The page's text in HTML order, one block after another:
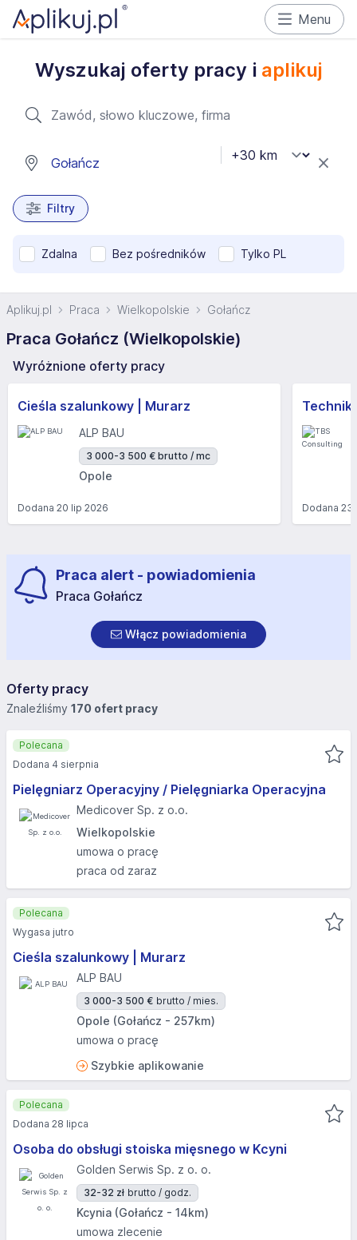
Menu
Wyszukaj oferty pracy i aplikuj
Filtry
Zdalna Bez pośredników Tylko PL
Aplikuj.pl Praca Wielkopolskie Gołańcz
Praca Gołańcz (Wielkopolskie)
Wyróżnione oferty pracy
Cieśla szalunkowy | Murarz
ALP BAU
3 000-3 500 € brutto / mc
Opole
Dodana 20 lip 2026 Dodana23
Praca alert - powiadomienia
Praca Gołańcz
Włącz powiadomienia
Oferty pracy
Znaleźliśmy 170 ofert pracy
Pielęgniarz Operacyjny / Pielęgniarka Operacyjna
Medicover Sp. z o.o.
Wielkopolskie
umowa o pracę
praca od zaraz
Polecana
Dodana 4 sierpnia
Cieśla szalunkowy | Murarz
ALP BAU
3 000-3 500 € brutto / mies.
Opole (Gołańcz - 257km)
umowa o pracę
Szybkie aplikowanie
Polecana
Wygasa jutro
Osoba do obsługi stoiska mięsnego w Kcyni
Golden Serwis Sp. z o. o.
32-32 zł brutto / godz.
Kcynia (Gołańcz - 14km)
umowa zlecenie
Polecana
Dodana 28 lipca